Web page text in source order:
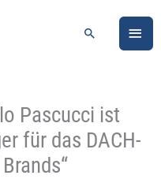
Suchen
Pascucci ist
für das DACH-